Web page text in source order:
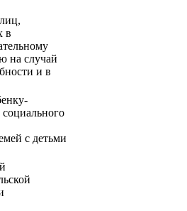
в
на случай
и в
с детьми